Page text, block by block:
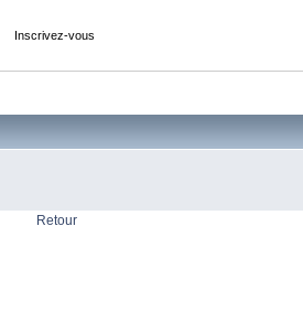
Inscrivez-vous
Retour